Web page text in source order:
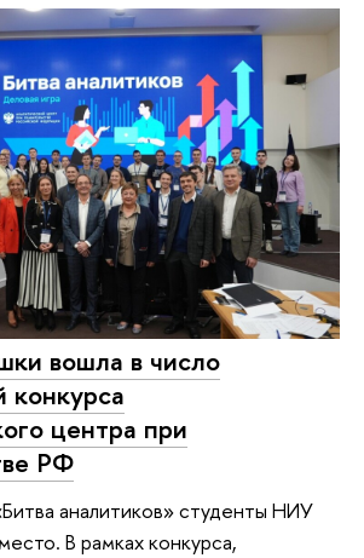
вошла в число
конкурса
центра при
РФ
аналитиков» студенты НИУ
В рамках конкурса,